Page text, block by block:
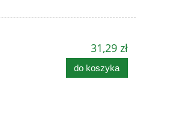
31,29 zł
do koszyka